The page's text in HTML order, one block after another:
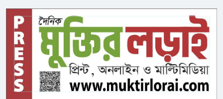
দেখা গেছে যে, ৮৩.৬% উত্তরদাতা মনে করেন যে, জাপানের নতুন
সামরিকবাদ তার সামরিক সম্প্রসারণকে বেগবান করছে এবং আন্তর্জাতিক
সমাজের অত্যন্ত সতর্ক থাকা উচিত।নতুন প্রতিরক্ষা শ্বেতপত্রটি আন্তর্জাতিক
প্রতিযোগিতা বৃদ্ধি এবং অর্থনৈতিক প্রবৃদ্ধি চালনায় প্রতিরক্ষা শিল্পের বিকাশের
গুরুত্বপূর্ণ ভূমিকার ওপর ব্যাপকভাবে জোর দিয়েছে, যা বেপরোয়াভাবে
‘যুদ্ধ-চালিত সম্পদ’ তত্ত্বটি তৈরি করেছে। ৭২% উত্তরদাতা এই দাবিটিকে
সম্পূর্ণ অযৌক্তিক এবং অগ্রহণযোগ্য বলে মনে করেছেন; আরও ৮০.৯%